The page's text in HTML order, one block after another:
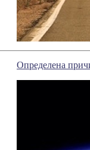
Определена